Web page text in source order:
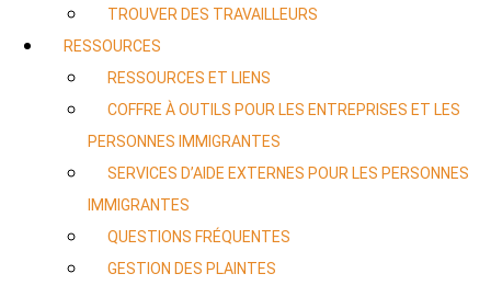
TROUVER DES TRAVAILLEURS
RESSOURCES
RESSOURCES ET LIENS
COFFRE À OUTILS POUR LES ENTREPRISES ET LES
PERSONNES IMMIGRANTES
SERVICES D’AIDE EXTERNES POUR LES PERSONNES
IMMIGRANTES
QUESTIONS FRÉQUENTES
GESTION DES PLAINTES